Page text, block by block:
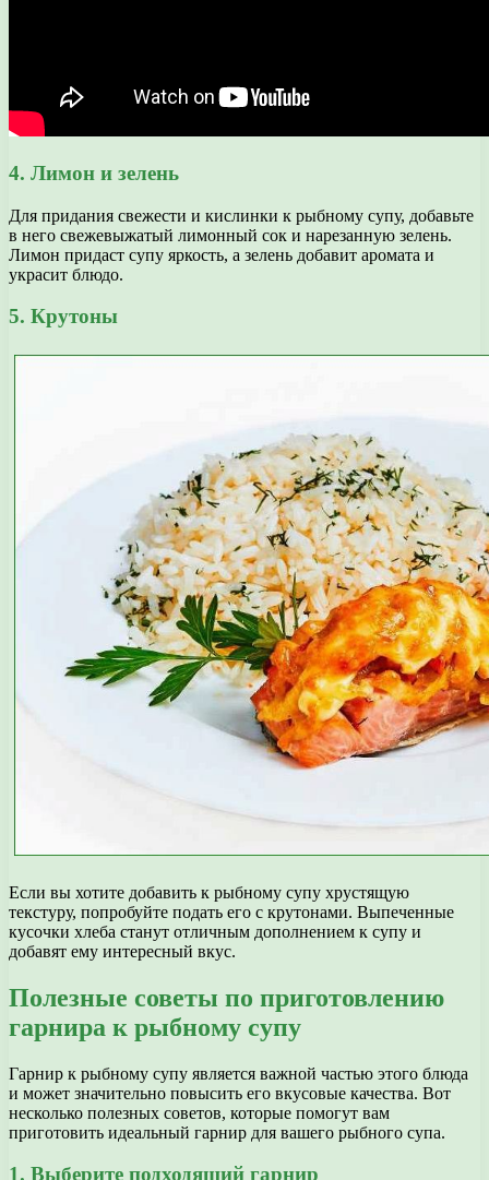
4. Лимон и зелень
Для придания свежести и кислинки к рыбному супу, добавьте
в него свежевыжатый лимонный сок и нарезанную зелень.
Лимон придаст супу яркость, а зелень добавит аромата и
украсит блюдо.
5. Крутоны
Если вы хотите добавить к рыбному супу хрустящую
текстуру, попробуйте подать его с крутонами. Выпеченные
кусочки хлеба станут отличным дополнением к супу и
добавят ему интересный вкус.
Полезные советы по приготовлению
гарнира к рыбному супу
Гарнир к рыбному супу является важной частью этого блюда
и может значительно повысить его вкусовые качества. Вот
несколько полезных советов, которые помогут вам
приготовить идеальный гарнир для вашего рыбного супа.
1. Выберите подходящий гарнир